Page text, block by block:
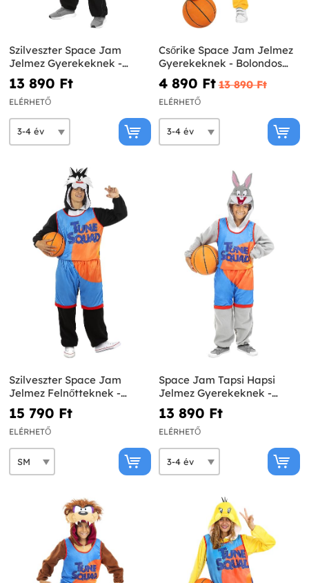
Szilveszter Space Jam
Jelmez Gyerekeknek -
Bolondos Dallamok
13 890 Ft‎
ELÉRHETŐ
Csőrike Space Jam Jelmez
Gyerekeknek - Bolondos
Dallamok
4 890 Ft‎ 13 890 Ft‎
ELÉRHETŐ
Szilveszter Space Jam
Jelmez Felnőtteknek -
Bolondos Dallamok
15 790 Ft‎
ELÉRHETŐ
Space Jam Tapsi Hapsi
Jelmez Gyerekeknek -
Bolondos Dallamok
13 890 Ft‎
ELÉRHETŐ